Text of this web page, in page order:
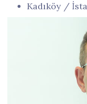
Kadıköy /